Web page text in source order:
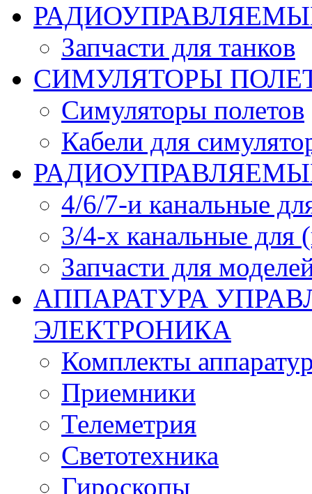
Запчасти для танков
СИМУЛЯТОРЫ
Симуляторы полетов
Кабели для
4/6/7-и канальные
3/4-х канальные
Запчасти для
АППАРАТУРА
ЭЛЕКТРОНИКА
Комплекты
Приемники
Телеметрия
Светотехника
Гироскопы